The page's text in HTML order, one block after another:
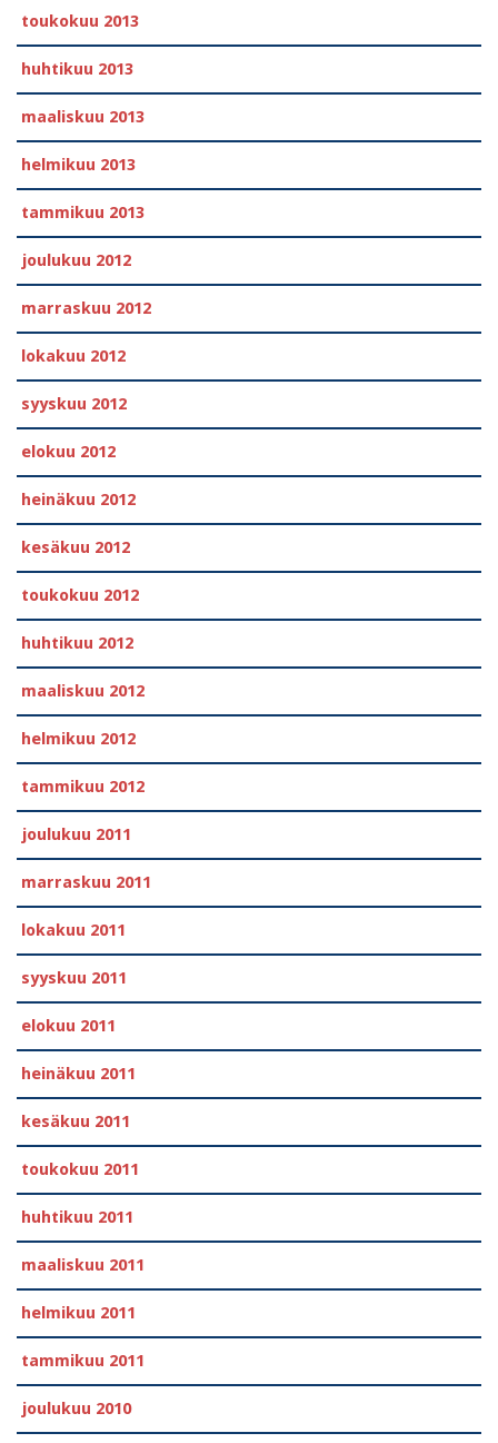
toukokuu 2013
huhtikuu 2013
maaliskuu 2013
helmikuu 2013
tammikuu 2013
joulukuu 2012
marraskuu 2012
lokakuu 2012
syyskuu 2012
elokuu 2012
heinäkuu 2012
kesäkuu 2012
toukokuu 2012
huhtikuu 2012
maaliskuu 2012
helmikuu 2012
tammikuu 2012
joulukuu 2011
marraskuu 2011
lokakuu 2011
syyskuu 2011
elokuu 2011
heinäkuu 2011
kesäkuu 2011
toukokuu 2011
huhtikuu 2011
maaliskuu 2011
helmikuu 2011
tammikuu 2011
joulukuu 2010